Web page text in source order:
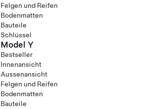
Felgen und Reifen
Bodenmatten
Bauteile
Schlüssel
Model Y
Bestseller
Innenansicht
Aussenansicht
Felgen und Reifen
Bodenmatten
Bauteile